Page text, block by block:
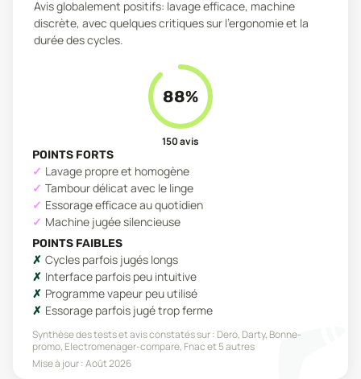
Avis globalement positifs: lavage efficace, machine
discrète, avec quelques critiques sur l'ergonomie et la
durée des cycles.
88%
150avis
POINTS FORTS
Lavage propre et homogène
Tambour délicat avec le linge
Essorage efficace au quotidien
Machine jugée silencieuse
POINTS FAIBLES
Cycles parfois jugés longs
Interface parfois peu intuitive
Programme vapeur peu utilisé
Essorage parfois jugé trop ferme
Synthèse des tests et avis constatés sur : Dero, Darty, Bonne-
promo, Electromenager-compare, Fnacet 5 autres
Mise à jour :Août 2026